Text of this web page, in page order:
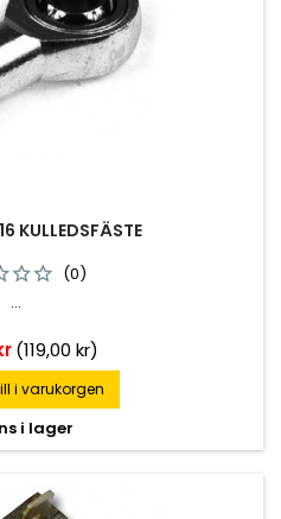
KULLEDSFÄSTE
(0)
...
(119,00 kr)
i varukorgen
i lager